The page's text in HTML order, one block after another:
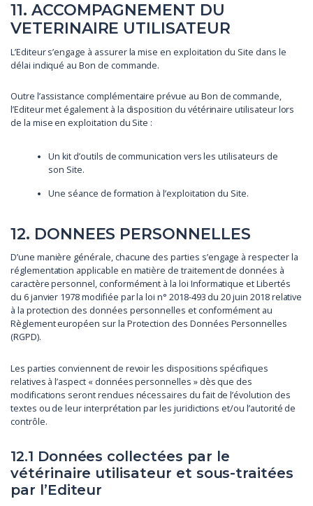
11. ACCOMPAGNEMENT DU
VETERINAIRE UTILISATEUR
L’Editeur s’engage à assurer la mise en exploitation du Site dans le
délai indiqué au Bon de commande.
Outre l’assistance complémentaire prévue au Bon de commande,
l’Editeur met également à la disposition du vétérinaire utilisateur lors
de la mise en exploitation du Site :
Un kit d’outils de communication vers les utilisateurs de
son Site.
Une séance de formation à l’exploitation du Site.
12. DONNEES PERSONNELLES
D’une manière générale, chacune des parties s’engage à respecter la
réglementation applicable en matière de traitement de données à
caractère personnel, conformément à la loi Informatique et Libertés
du 6 janvier 1978 modifiée par la loi n° 2018-493 du 20 juin 2018 relative
à la protection des données personnelles et conformément au
Règlement européen sur la Protection des Données Personnelles
(RGPD).
Les parties conviennent de revoir les dispositions spécifiques
relatives à l’aspect « données personnelles » dès que des
modifications seront rendues nécessaires du fait de l’évolution des
textes ou de leur interprétation par les juridictions et/ou l’autorité de
contrôle.
12.1 Données collectées par le
vétérinaire utilisateur et sous-traitées
par l’Editeur